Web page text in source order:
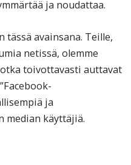
ja noudattaa.
tässä avainsana. Teille,
netissä, olemme
toivottavasti auttavat
ja
median käyttäjiä.